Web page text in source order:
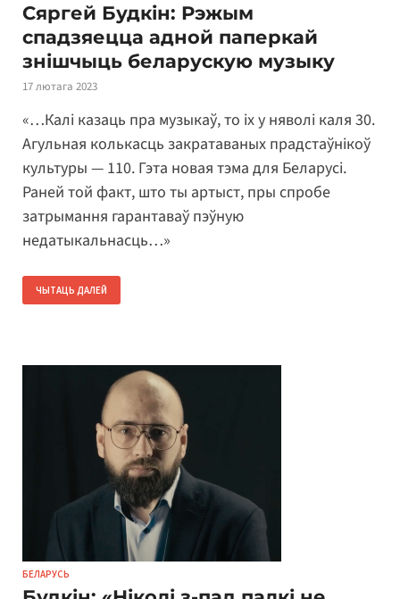
Сяргей Будкін: Рэжым
спадзяецца адной паперкай
знішчыць беларускую музыку
17 лютага 2023
«…Калі казаць пра музыкаў, то іх у няволі каля 30.
Агульная колькасць закратаваных прадстаўнікоў
культуры — 110. Гэта новая тэма для Беларусі.
Раней той факт, што ты артыст, пры спробе
затрымання гарантаваў пэўную
недатыкальнасць…»
ЧЫТАЦЬ ДАЛЕЙ
БЕЛАРУСЬ